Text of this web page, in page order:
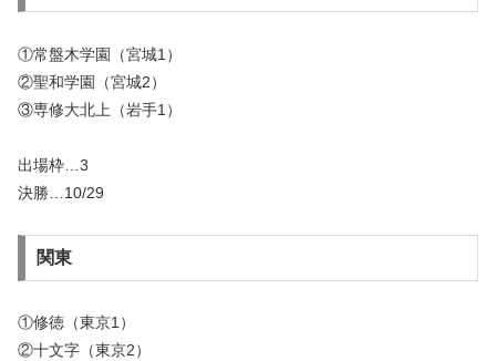
①常盤木学園（宮城1）
②聖和学園（宮城2）
③専修大北上（岩手1）
出場枠…3
決勝…10/29
関東
①修徳（東京1）
②十文字（東京2）